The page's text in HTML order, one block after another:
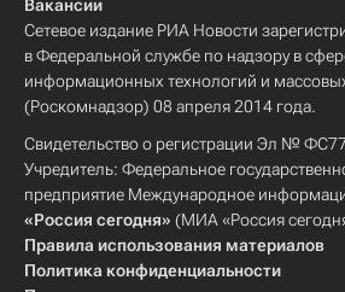
Вакансии
Сетевое издание РИА Новости
в Федеральной службе по надзору в
информационных технологий и
(Роскомнадзор) 08 апреля 2014 года.
Свидетельство о регистрации Эл №
Учредитель: Федеральное
предприятие Международное
«Россия сегодня» (МИА «Россия
Правила использования материалов
Политика конфиденциальности